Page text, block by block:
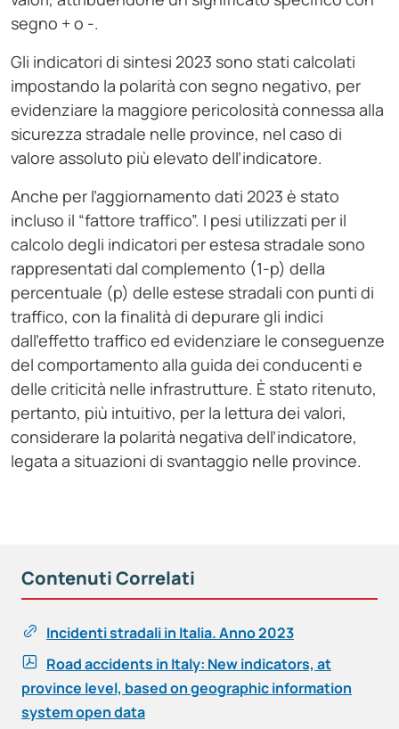
segno + o -.
Gli indicatori di sintesi 2023 sono stati calcolati
impostando la polarità con segno negativo, per
evidenziare la maggiore pericolosità connessa alla
sicurezza stradale nelle province, nel caso di
valore assoluto più elevato dell’indicatore.
Anche per l’aggiornamento dati 2023 è stato
incluso il “fattore traffico”. I pesi utilizzati per il
calcolo degli indicatori per estesa stradale sono
rappresentati dal complemento (1-p) della
percentuale (p) delle estese stradali con punti di
traffico, con la finalità di depurare gli indici
dall’effetto traffico ed evidenziare le conseguenze
del comportamento alla guida dei conducenti e
delle criticità nelle infrastrutture. È stato ritenuto,
pertanto, più intuitivo, per la lettura dei valori,
considerare la polarità negativa dell’indicatore,
legata a situazioni di svantaggio nelle province.
Contenuti Correlati
Incidenti stradali in Italia. Anno 2023
Road accidents in Italy: New indicators, at
province level, based on geographic information
system open data